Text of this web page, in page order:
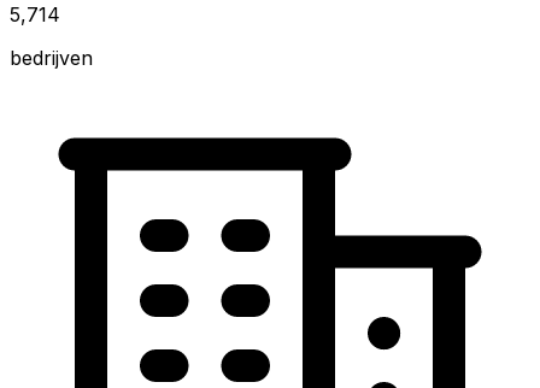
5,714
bedrijven